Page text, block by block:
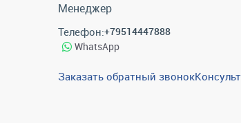
Менеджер
Телефон:+79514447888
WhatsApp
Заказать обратный звонок